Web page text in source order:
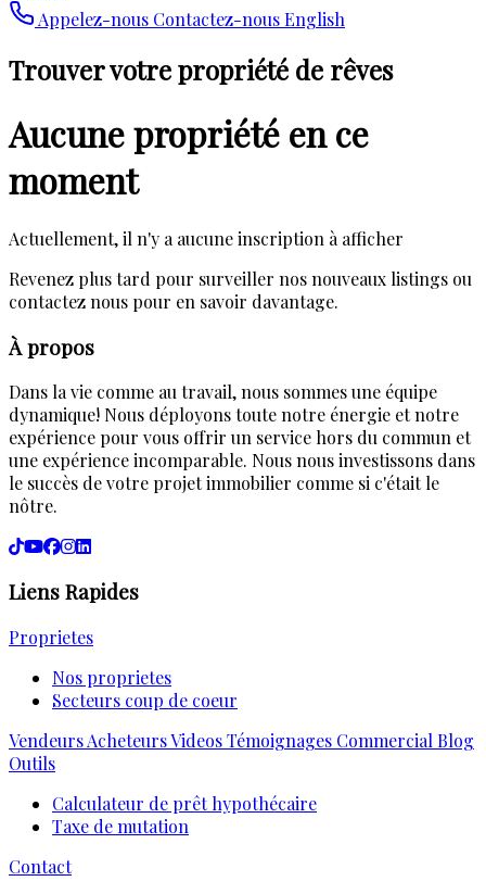
Appelez-nous Contactez-nousEnglish
Trouver votre propriété de rêves
Aucune propriété en ce
moment
Actuellement, il n'y a aucune inscription à afficher
Revenez plus tard pour surveiller nos nouveaux listings ou
contactez nous pour en savoir davantage.
À propos
Dans la vie comme au travail, nous sommes une équipe
dynamique! Nous déployons toute notre énergie et notre
expérience pour vous offrir un service hors du commun et
une expérience incomparable. Nous nous investissons dans
le succès de votre projet immobilier comme si c'était le
nôtre.
Liens Rapides
Proprietes
Nos proprietes
Secteurs coup de coeur
VendeursAcheteursVideosTémoignages Commercial Blog
Outils
Calculateur de prêt hypothécaire
Taxe de mutation
Contact